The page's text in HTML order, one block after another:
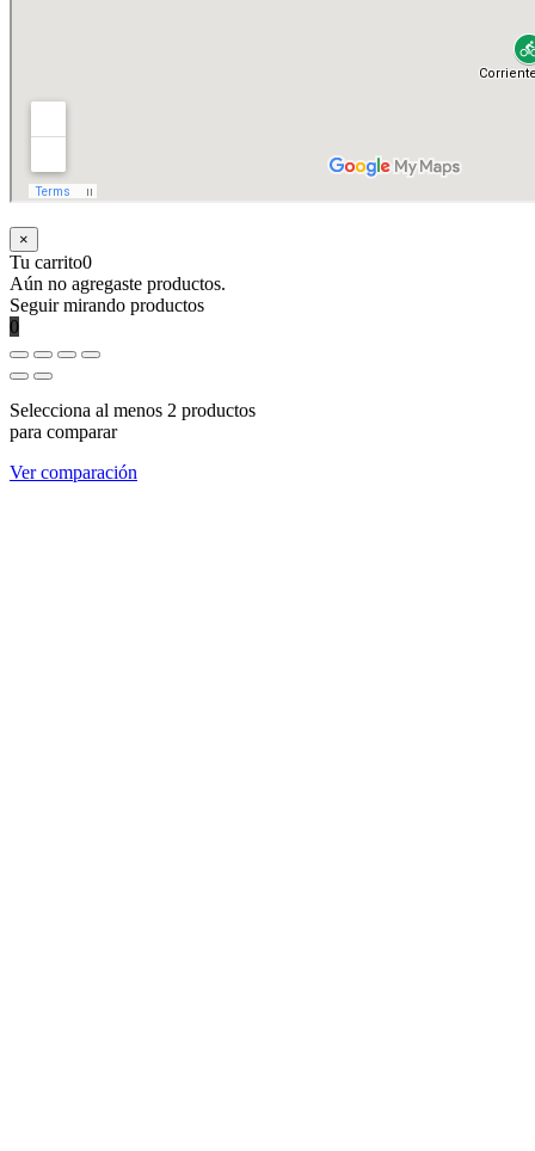
×
Tu carrito0
Aún no agregaste productos.
Seguir mirando productos
0
Selecciona al menos 2 productos
para comparar
Ver comparación